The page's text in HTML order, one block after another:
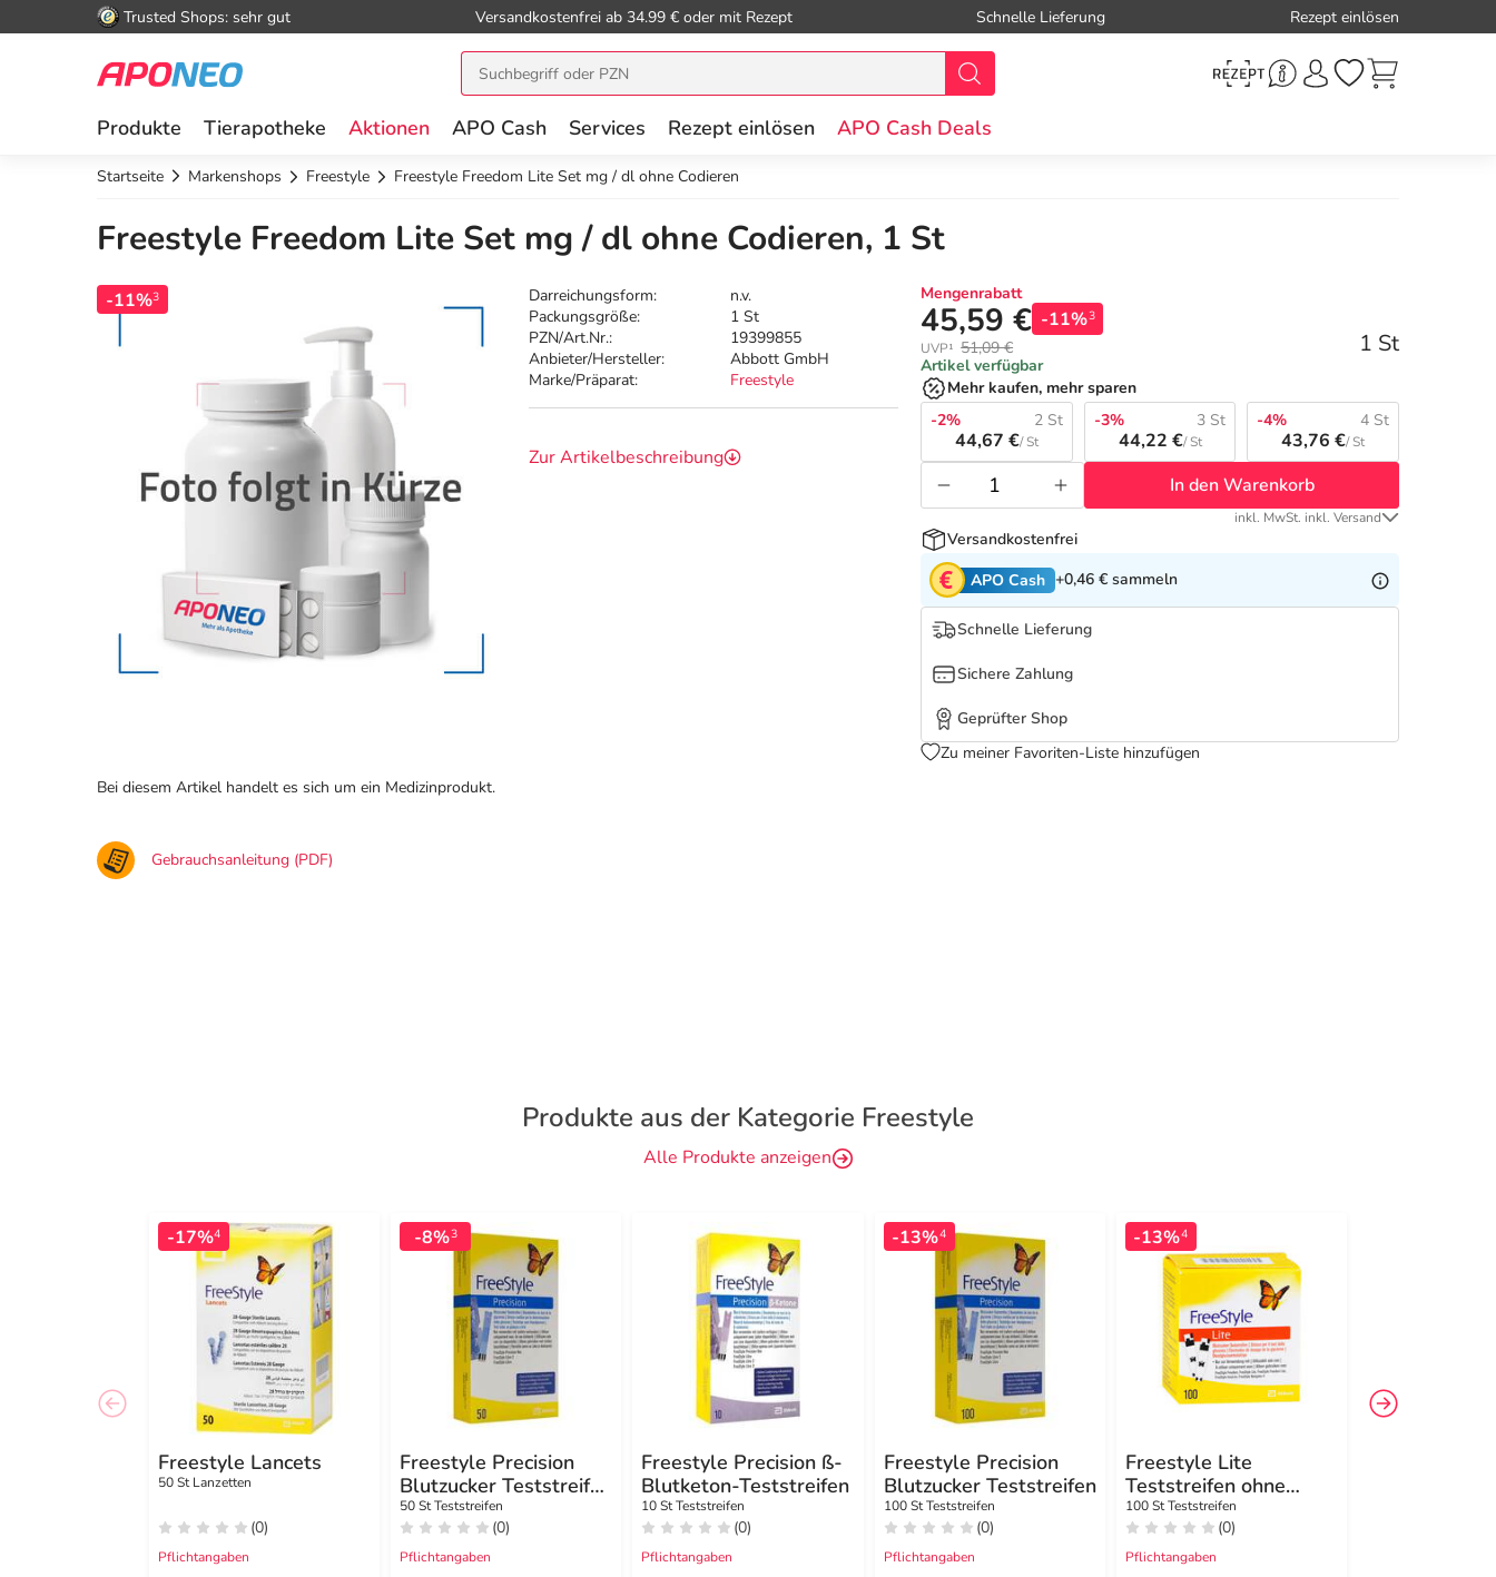
Trusted Shops: sehr gut Versandkostenfrei ab 34.99 € oder mit Rezept Schnelle Lieferung Rezept einlösen
Produkte Tierapotheke Aktionen APO Cash Services Rezept einlösen APO Cash Deals
Startseite Markenshops Freestyle Freestyle Freedom Lite Set mg / dl ohne Codieren
Freestyle Freedom Lite Set mg / dl ohne Codieren, 1 St
-11%3 Darreichungsform:
n.v.
Packungsgröße:
1 St
PZN/Art.Nr.:
19399855
Anbieter/Hersteller:
Abbott GmbH
Marke/Präparat:
Freestyle
Zur Artikelbeschreibung
Mengenrabatt
45,59 € -11%3
UVP¹ 51,09 € 1 St
Artikel verfügbar
Mehr kaufen, mehr sparen
-2%
2 St
44,67 €/ St
-3% 3 St
44,22 €/ St
-4% 4 St
43,76 €/ St
In den Warenkorb
inkl. MwSt. inkl. Versand
Versandkostenfrei
APO Cash +0,46 € sammeln
Schnelle Lieferung
Sichere Zahlung
Geprüfter Shop
Zu meiner Favoriten-Liste hinzufügen
Bei diesem Artikel handelt es sich um ein Medizinprodukt.
Gebrauchsanleitung (PDF)
Produkte aus der Kategorie Freestyle
Alle Produkte anzeigen
-17%4
Freestyle Lancets
50 St Lanzetten
(0)
Pflichtangaben
-8%3
Freestyle Precision
Blutzucker Teststreifen
ohne Codierung
50 St Teststreifen
(0)
Pflichtangaben
Freestyle Precision ß-
Blutketon-Teststreifen
10 St Teststreifen
(0)
Pflichtangaben
-13%4
Freestyle Precision
Blutzucker Teststreifen
100 St Teststreifen
(0)
Pflichtangaben
-13%4
Freestyle Lite
Teststreifen ohne
Codieren
100 St Teststreifen
(0)
Pflichtangaben